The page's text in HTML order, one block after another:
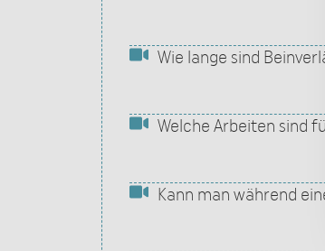
Wie lange sind
Welche Arbeiten sind
Kann man während